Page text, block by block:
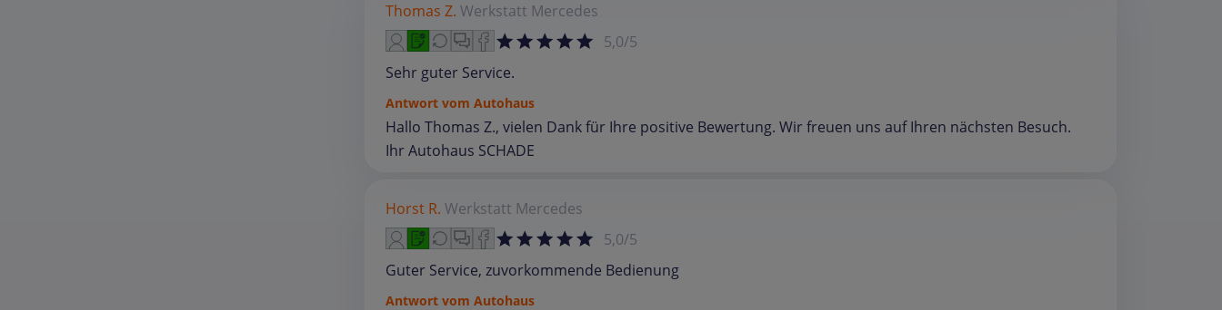
Thomas Z. Werkstatt Mercedes
5,0/5
Sehr guter Service.
Antwort vom Autohaus
Hallo Thomas Z., vielen Dank für Ihre positive Bewertung. Wir freuen uns auf Ihren nächsten Besuch.
Ihr Autohaus SCHADE
Horst R. Werkstatt Mercedes
5,0/5
Guter Service, zuvorkommende Bedienung
Antwort vom Autohaus